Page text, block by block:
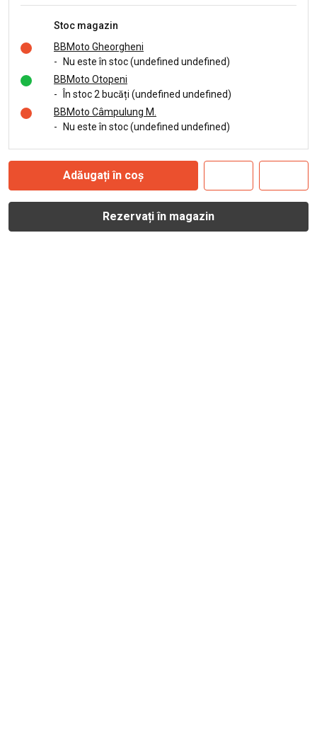
Stoc magazin
BBMoto Gheorgheni
-
Nu este în stoc (undefined undefined)
BBMoto Otopeni
-
În stoc 2 bucăți (undefined undefined)
BBMoto Câmpulung M.
-
Nu este în stoc (undefined undefined)
Adăugați în coș
Rezervați în magazin